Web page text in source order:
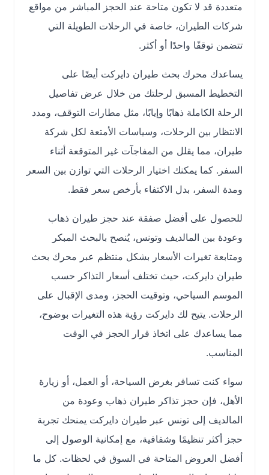
متعددة قد لا تكون متاحة عند الحجز المباشر من مواقع
شركات الطيران، خاصة في الرحلات الطويلة التي
تتضمن توقفًا واحدًا أو أكثر.
يساعدك محرك بحث طيران دايركت أيضًا على
التخطيط المسبق لرحلتك من خلال عرض تفاصيل
الرحلة الكاملة ذهابًا وإيابًا، مثل مطارات التوقف، ومدد
الانتظار بين الرحلات، وسياسات الأمتعة لكل شركة
طيران، مما يقلل من المفاجآت غير المتوقعة أثناء
السفر. كما يمكنك اختيار الرحلات التي توازن بين السعر
ومدة السفر، بدل الاكتفاء بأرخص سعر فقط.
للحصول على أفضل صفقة عند حجز طيران ذهاب
وعودة بين المالديف وتونس، يُنصح بالبحث المبكر
ومتابعة تغيرات الأسعار بشكل منتظم عبر محرك بحث
طيران دايركت، حيث تختلف أسعار التذاكر حسب
الموسم السياحي، وتوقيت الحجز، ومدى الإقبال على
الرحلات. يتيح لك دايركت رؤية هذه التغيرات بوضوح،
مما يساعدك على اتخاذ قرار الحجز في الوقت
المناسب.
سواء كنت تسافر بغرض السياحة، أو العمل، أو زيارة
الأهل، فإن حجز تذاكر طيران ذهاب وعودة من
المالديف إلى تونس عبر طيران دايركت يمنحك تجربة
حجز أكثر تنظيمًا وشفافية، مع إمكانية الوصول إلى
أفضل العروض المتاحة في السوق في لحظات. كل ما